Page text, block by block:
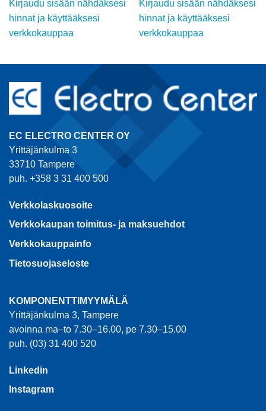
Kirjaudu sisään nähdäksesi
hinnat ja käyttääksesi
verkkokauppaa
Kirjaudu sisään nähdäksesi
hinnat ja käyttääksesi
verkkokauppaa
EC ELECTRO CENTER OY
Yrittäjänkulma 3
33710 Tampere
puh. +358 3 31 400 500
Verkkolaskuosoite
Verkkokaupan toimitus- ja maksuehdot
Verkkokauppainfo
Tietosuojaseloste
KOMPONENTTIMYYMÄLÄ
Yrittäjänkulma 3, Tampere
avoinna ma–to 7.30–16.00, pe 7.30–15.00
puh. (03) 31 400 520
Linkedin
Instagram